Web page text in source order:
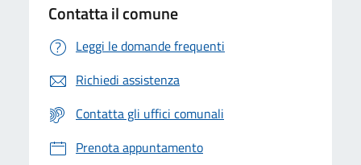
Contatta il comune
Leggi le domande frequenti
Richiedi assistenza
Contatta gli uffici comunali
Prenota appuntamento